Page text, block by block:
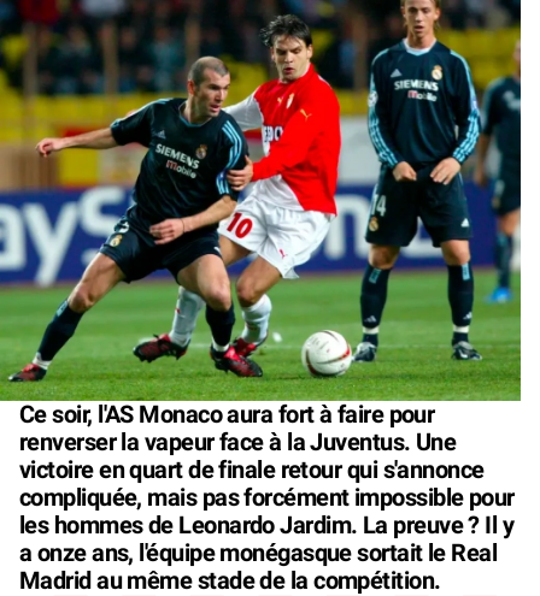
Ce soir, l'AS Monaco aura fort à faire pour
renverser la vapeur face à la Juventus. Une
victoire en quart de finale retour qui s'annonce
compliquée, mais pas forcément impossible pour
les hommes de Leonardo Jardim. La preuve ? Il y
a onze ans, l'équipe monégasque sortait le Real
Madrid au même stade de la compétition.